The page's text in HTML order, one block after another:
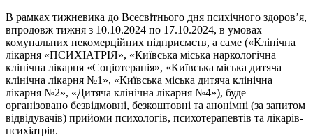
В рамках тижневика до Всесвітнього дня психічного здоров’я,
впродовж тижня з 10.10.2024 по 17.10.2024, в умовах
комунальних некомерційних підприємств, а саме («Клінічна
лікарня «ПСИХІАТРІЯ», «Київська міська наркологічна
клінічна лікарня «Соціотерапія», «Київська міська дитяча
клінічна лікарня №1», «Київська міська дитяча клінічна
лікарня №2», «Дитяча клінічна лікарня №4»), буде
організовано безвідмовні, безкоштовні та анонімні (за запитом
відвідувачів) прийоми психологів, психотерапевтів та лікарів-
психіатрів.